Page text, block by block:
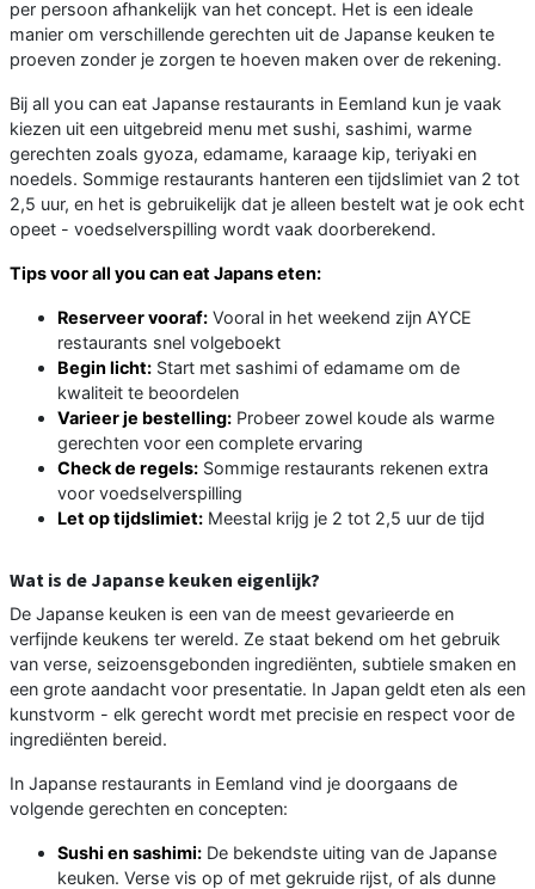
per persoon afhankelijk van het concept. Het is een ideale
manier om verschillende gerechten uit de Japanse keuken te
proeven zonder je zorgen te hoeven maken over de rekening.
Bij all you can eat Japanse restaurants in Eemland kun je vaak
kiezen uit een uitgebreid menu met sushi, sashimi, warme
gerechten zoals gyoza, edamame, karaage kip, teriyaki en
noedels. Sommige restaurants hanteren een tijdslimiet van 2 tot
2,5 uur, en het is gebruikelijk dat je alleen bestelt wat je ook echt
opeet - voedselverspilling wordt vaak doorberekend.
Tips voor all you can eat Japans eten:
Reserveer vooraf: Vooral in het weekend zijn AYCE
restaurants snel volgeboekt
Begin licht: Start met sashimi of edamame om de
kwaliteit te beoordelen
Varieer je bestelling: Probeer zowel koude als warme
gerechten voor een complete ervaring
Check de regels: Sommige restaurants rekenen extra
voor voedselverspilling
Let op tijdslimiet: Meestal krijg je 2 tot 2,5 uur de tijd
Wat is de Japanse keuken eigenlijk?
De Japanse keuken is een van de meest gevarieerde en
verfijnde keukens ter wereld. Ze staat bekend om het gebruik
van verse, seizoensgebonden ingrediënten, subtiele smaken en
een grote aandacht voor presentatie. In Japan geldt eten als een
kunstvorm - elk gerecht wordt met precisie en respect voor de
ingrediënten bereid.
In Japanse restaurants in Eemland vind je doorgaans de
volgende gerechten en concepten:
Sushi en sashimi: De bekendste uiting van de Japanse
keuken. Verse vis op of met gekruide rijst, of als dunne